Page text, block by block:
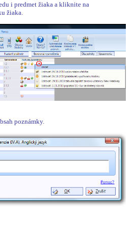
i predmet žiaka a kliknite na
žiaka.
poznámky.